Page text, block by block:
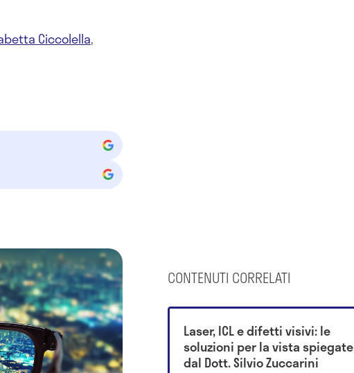
Ciccolella,
CONTENUTI CORRELATI
Laser, ICL e difetti visivi: le
soluzioni per la vista spiegate
dal Dott. Silvio Zuccarini